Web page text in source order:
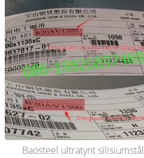
Baosteel ultratynt silisiumstål